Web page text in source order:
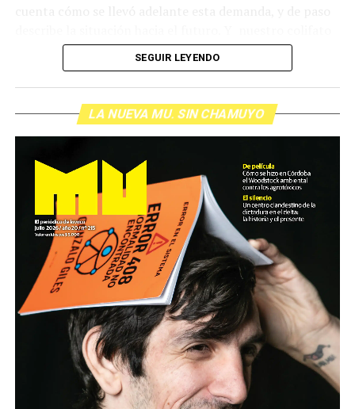
de cabecera Hugo López va a dar una definición
inolvidable sobre los normales y los anormales. Como
siempre, Pablo Marchetti que llega con música y con El
grito pelado.(Escuchá el programa completo)
Descargar los archivos de audio:Bloque 1/Bloque 2
Foto: Nacho Yuchark
Descargar el programa
La reproducción de este programa es libre. Sólo tenés
que mandar un mail a
infolavaca@yahoo.com.arpara
emitir todos los programas de Decí MU
SEGUIR LEYENDO
LA NUEVA MU. SIN CHAMUYO